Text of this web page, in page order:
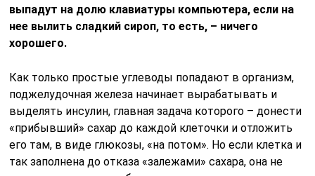
выпадут на долю клавиатуры компьютера, если на
нее вылить сладкий сироп, то есть, – ничего
хорошего.
Как только простые углеводы попадают в организм,
поджелудочная железа начинает вырабатывать и
выделять инсулин, главная задача которого – донести
«прибывший» сахар до каждой клеточки и отложить
его там, в виде глюкозы, «на потом». Но если клетка и
так заполнена до отказа «залежами» сахара, она не